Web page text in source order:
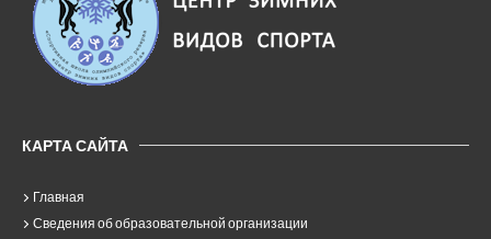
КАРТА САЙТА
Главная
Сведения об образовательной организации